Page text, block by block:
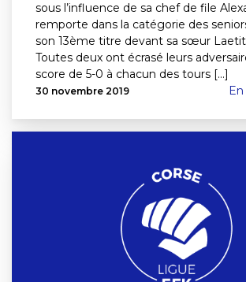
sous l’influence de sa chef de file
remporte dans la catégorie des
son 13ème titre devant sa sœur
Toutes deux ont écrasé leurs
score de 5-0 à chacun des tours [...]
30 novembre 2019